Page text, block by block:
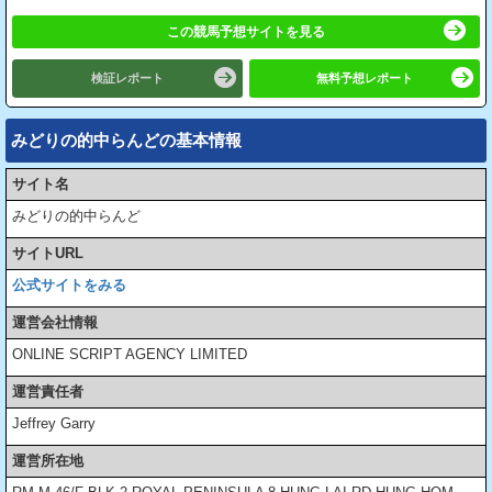
この競馬予想サイトを見る
検証レポート 無料予想レポート
みどりの的中らんどの基本情報
サイト名
みどりの的中らんど
サイトURL
公式サイトをみる
運営会社情報
ONLINE SCRIPT AGENCY LIMITED
運営責任者
Jeffrey Garry
運営所在地